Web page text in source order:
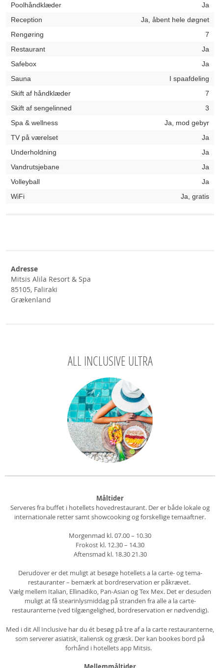
Poolhåndklæder
Ja
Reception
Ja, åbent hele døgnet
Rengøring
7
Restaurant
Ja
Safebox
Ja
Sauna
I spaafdeling
Skift af håndklæder
7
Skift af sengelinned
3
Spa & wellness
Ja, mod gebyr
TV på værelset
Ja
Underholdning
Ja
Vandrutsjebane
Ja
Volleyball
Ja
WiFi
Ja, gratis
Adresse
Mitsis Alila Resort & Spa
85105, Faliraki
Grækenland
ALL INCLUSIVE ULTRA
Måltider
Serveres fra buffet i hotellets hovedrestaurant. Der er både lokale og
internationale retter samt showcooking og forskellige temaaftner.
Morgenmad kl. 07.00 – 10.30
Frokost kl. 12.30 – 14.30
Aftensmad kl. 18.30 21.30
Derudover er det muligt at besøge hotellets a la carte- og tema-
restauranter – bemærk at bordreservation er påkrævet.
Vælg mellem Italian, Ellinadiko, Pan-Asian og Tex Mex. Det er desuden
muligt at få stearinlysmiddag på stranden fra alle a la carte-
restauranterne (ved tilgængelighed, bordreservation er nødvendig).
Med i dit All Inclusive har du ét besøg på tre af a la carte restauranterne,
som serverer asiatisk, italiensk og græsk. Der kan bookes bord på
forhånd i hotellets app Mitsis.